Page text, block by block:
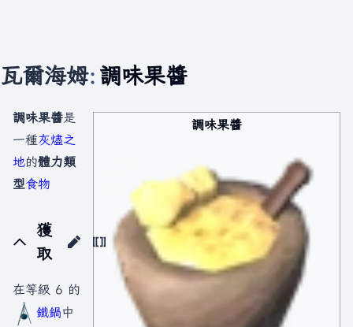
瓦爾海姆: 調味果醬
調味果醬
調味果醬是
一種灰燼之
地的體力類
型食物
獲
取
在等級 6 的
鐵鍋中